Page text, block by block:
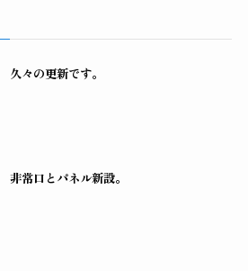
久々の更新です。
非常口とパネル新設。